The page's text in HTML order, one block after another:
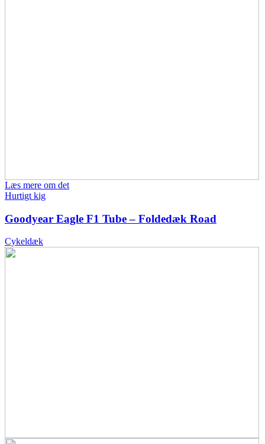
Læs mere om det
Hurtigt kig
Goodyear Eagle F1 Tube – Foldedæk Road
Cykeldæk